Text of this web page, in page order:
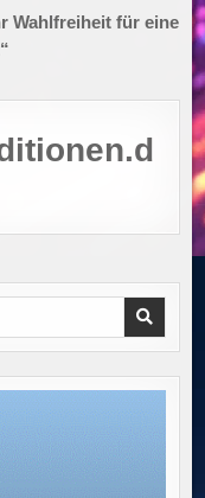
Wahlfreiheit für eine